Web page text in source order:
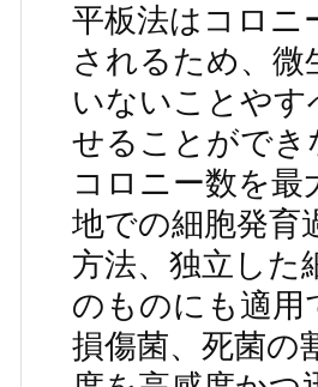
平板法はコロニ
されるため、
いないことやす
せることができ
コロニー数を最
地での細胞発育
方法、独立した
のものにも適用
損傷菌、死菌の